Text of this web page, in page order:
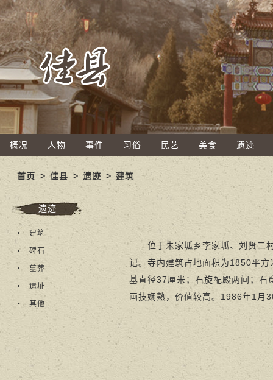
概况 人物 事件 习俗 民艺 美食 遗迹
首页 >佳县 > 遗迹 > 建筑
遗迹
建筑
碑石
墓葬
遗址
其他
位于朱家坬乡李家坬、刘贤二村
记。寺内建筑占地面积为1850平
基直径37厘米；石旋配殿两间；
画技娴熟，价值较高。1986年1月